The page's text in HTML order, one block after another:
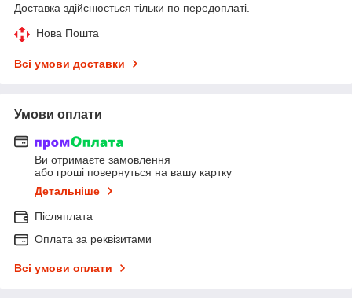
Доставка здійснюється тільки по передоплаті.
Нова Пошта
Всі умови доставки
Умови оплати
Ви отримаєте замовлення
або гроші повернуться на вашу картку
Детальніше
Післяплата
Оплата за реквізитами
Всі умови оплати